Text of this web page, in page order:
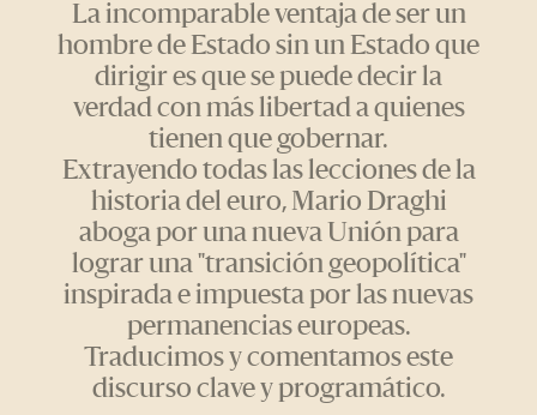
La incomparable ventaja de ser un
hombre de Estado sin un Estado que
dirigir es que se puede decir la
verdad con más libertad a quienes
tienen que gobernar.
Extrayendo todas las lecciones de la
historia del euro, Mario Draghi
aboga por una nueva Unión para
lograr una "transición geopolítica"
inspirada e impuesta por las nuevas
permanencias europeas.
Traducimos y comentamos este
discurso clave y programático.